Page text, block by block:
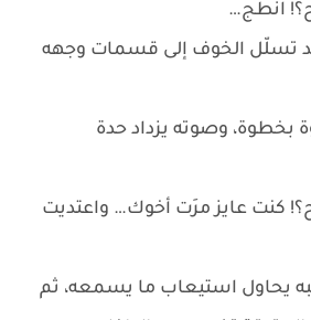
انطج…
وقد تسلّل الخوف إلى قسمات وجهه
بخطوة، وصوته يزداد حدة
كنت عايز مرَت أخوك… واعتديت
يحاول استيعاب ما يسمعه، ثم